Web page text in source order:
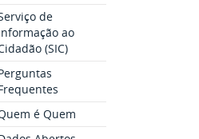
de
ao
(SIC)
é Quem